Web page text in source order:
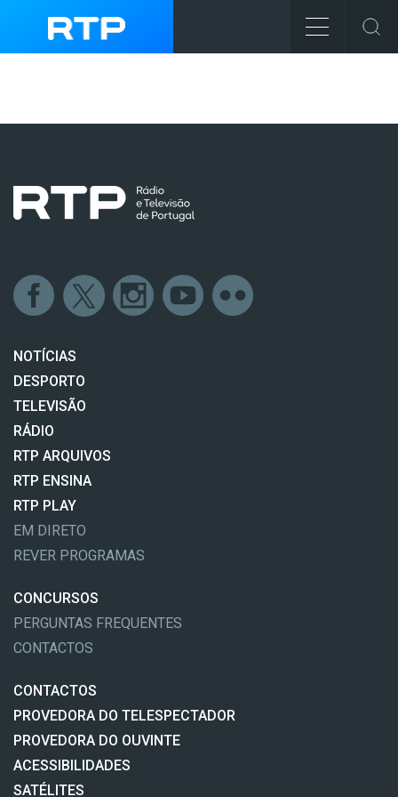
NOTÍCIAS
DESPORTO
TELEVISÃO
RÁDIO
RTP ARQUIVOS
RTP ENSINA
RTP PLAY
EM DIRETO
REVER PROGRAMAS
CONCURSOS
PERGUNTAS FREQUENTES
CONTACTOS
CONTACTOS
PROVEDORA DO TELESPECTADOR
PROVEDORA DO OUVINTE
ACESSIBILIDADES
SATÉLITES